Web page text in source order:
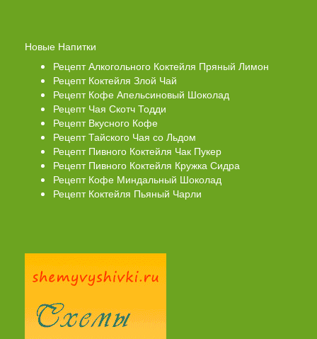
Новые Напитки
Рецепт Алкогольного Коктейля Пряный Лимон
Рецепт Коктейля Злой Чай
Рецепт Кофе Апельсиновый Шоколад
Рецепт Чая Скотч Тодди
Рецепт Вкусного Кофе
Рецепт Тайского Чая со Льдом
Рецепт Пивного Коктейля Чак Пукер
Рецепт Пивного Коктейля Кружка Сидра
Рецепт Кофе Миндальный Шоколад
Рецепт Коктейля Пьяный Чарли